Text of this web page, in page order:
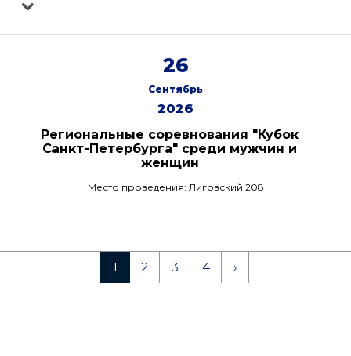
26
Сентябрь
2026
Региональные соревнования "Кубок
Санкт-Петербурга" среди мужчин и
женщин
Место проведения: Лиговский 208
1 2 3 4 ›